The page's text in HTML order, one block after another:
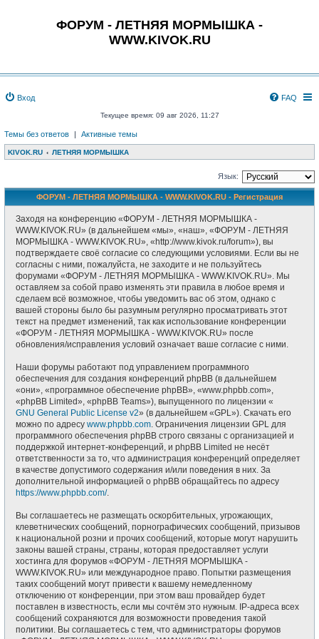
ФОРУМ - ЛЕТНЯЯ МОРМЫШКА -
WWW.KIVOK.RU
Вход FAQ
Текущее время: 09 авг 2026, 11:27
Темы без ответов | Активные темы
KIVOK.RU ЛЕТНЯЯ МОРМЫШКА
Язык:
ФОРУМ - ЛЕТНЯЯ МОРМЫШКА - WWW.KIVOK.RU - Регистрация
Заходя на конференцию «ФОРУМ - ЛЕТНЯЯ МОРМЫШКА -
WWW.KIVOK.RU» (в дальнейшем «мы», «наш», «ФОРУМ - ЛЕТНЯЯ
МОРМЫШКА - WWW.KIVOK.RU», «http://www.kivok.ru/forum»), вы
подтверждаете своё согласие со следующими условиями. Если вы не
согласны с ними, пожалуйста, не заходите и не пользуйтесь
форумами «ФОРУМ - ЛЕТНЯЯ МОРМЫШКА - WWW.KIVOK.RU». Мы
оставляем за собой право изменять эти правила в любое время и
сделаем всё возможное, чтобы уведомить вас об этом, однако с
вашей стороны было бы разумным регулярно просматривать этот
текст на предмет изменений, так как использование конференции
«ФОРУМ - ЛЕТНЯЯ МОРМЫШКА - WWW.KIVOK.RU» после
обновления/исправления условий означает ваше согласие с ними.
Наши форумы работают под управлением программного
обеспечения для создания конференций phpBB (в дальнейшем
«они», «программное обеспечение phpBB», «www.phpbb.com»,
«phpBB Limited», «phpBB Teams»), выпущенного по лицензии «
GNU General Public License v2» (в дальнейшем «GPL»). Скачать его
можно по адресу www.phpbb.com . Ограничения лицензии GPL для
программного обеспечения phpBB строго связаны с организацией и
поддержкой интернет-конференций, и phpBB Limited не несёт
ответственности за то, что администрация конференций определяет
в качестве допустимого содержания и/или поведения в них. За
дополнительной информацией о phpBB обращайтесь по адресу
https://www.phpbb.com/.
Вы соглашаетесь не размещать оскорбительных, угрожающих,
клеветнических сообщений, порнографических сообщений, призывов
к национальной розни и прочих сообщений, которые могут нарушить
законы вашей страны, страны, которая предоставляет услуги
хостинга для форумов «ФОРУМ - ЛЕТНЯЯ МОРМЫШКА -
WWW.KIVOK.RU» или международное право. Попытки размещения
таких сообщений могут привести к вашему немедленному
отключению от конференции, при этом ваш провайдер будет
поставлен в известность, если мы сочтём это нужным. IP-адреса всех
сообщений сохраняются для возможности проведения такой
политики. Вы соглашаетесь с тем, что администраторы форумов